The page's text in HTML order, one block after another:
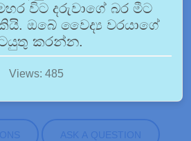
විට දරුවාගේ බර මීට
ඔබේ වෛද්‍ය වරයාගේ
කරන්න.
Views: 485
ASK A QUESTION